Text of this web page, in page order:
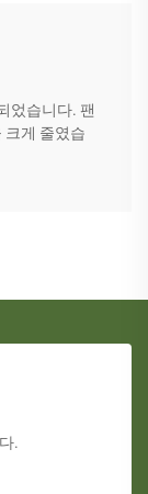
었습니다. 팬
크게 줄였습
.